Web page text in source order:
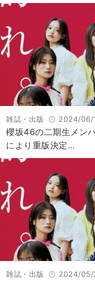
雑誌・出版 2024/06/
櫻坂46の二期生メン
により重版決定…
雑誌・出版 2024/05/